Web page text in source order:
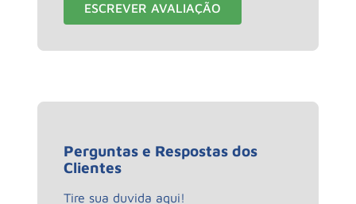
ESCREVER AVALIAÇÃO
Perguntas e Respostas dos
Clientes
Tire sua duvida aqui!